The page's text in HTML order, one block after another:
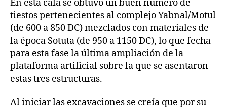
En esta cala se obtuvo un buen número de
tiestos pertenecientes al complejo Yabnal/Motul
(de 600 a 850 DC) mezclados con materiales de
la época Sotuta (de 950 a 1150 DC), lo que fecha
para esta fase la última ampliación de la
plataforma artificial sobre la que se asentaron
estas tres estructuras.
Al iniciar las excavaciones se creía que por su